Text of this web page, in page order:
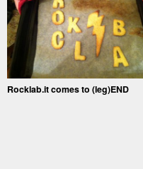
Rocklab.it comes to (leg)END